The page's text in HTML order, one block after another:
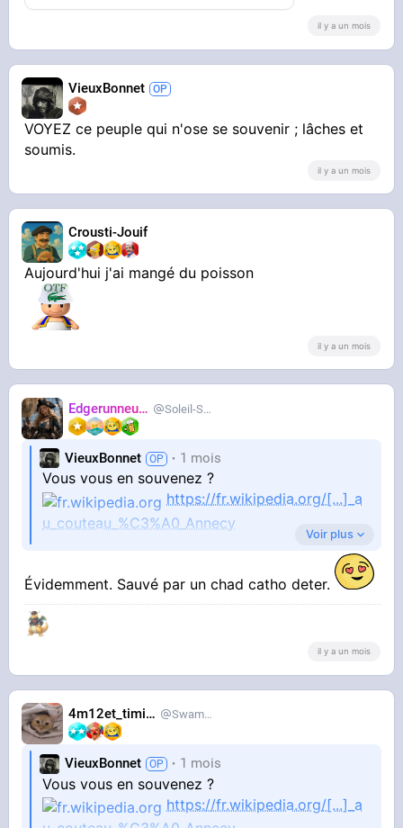
il y a un mois
VieuxBonnet
VOYEZ ce peuple qui n'ose se souvenir ; lâches et
soumis.
il y a un mois
Crousti-Jouif
Aujourd'hui j'ai mangé du poisson
il y a un mois
Edgerunneuse Soleil-Salee
VieuxBonnet 1 mois
Vous vous en souvenez ?
https://fr.wikipedia.org/[...]_a
u_couteau_%C3%A0_Annecy
STREAMABLE
Vidéo Streamable
Voir plus
Évidemment. Sauvé par un chad catho deter.
il y a un mois
4m12et_timide SwampDrainer
VieuxBonnet 1 mois
Vous vous en souvenez ?
https://fr.wikipedia.org/[...]_a